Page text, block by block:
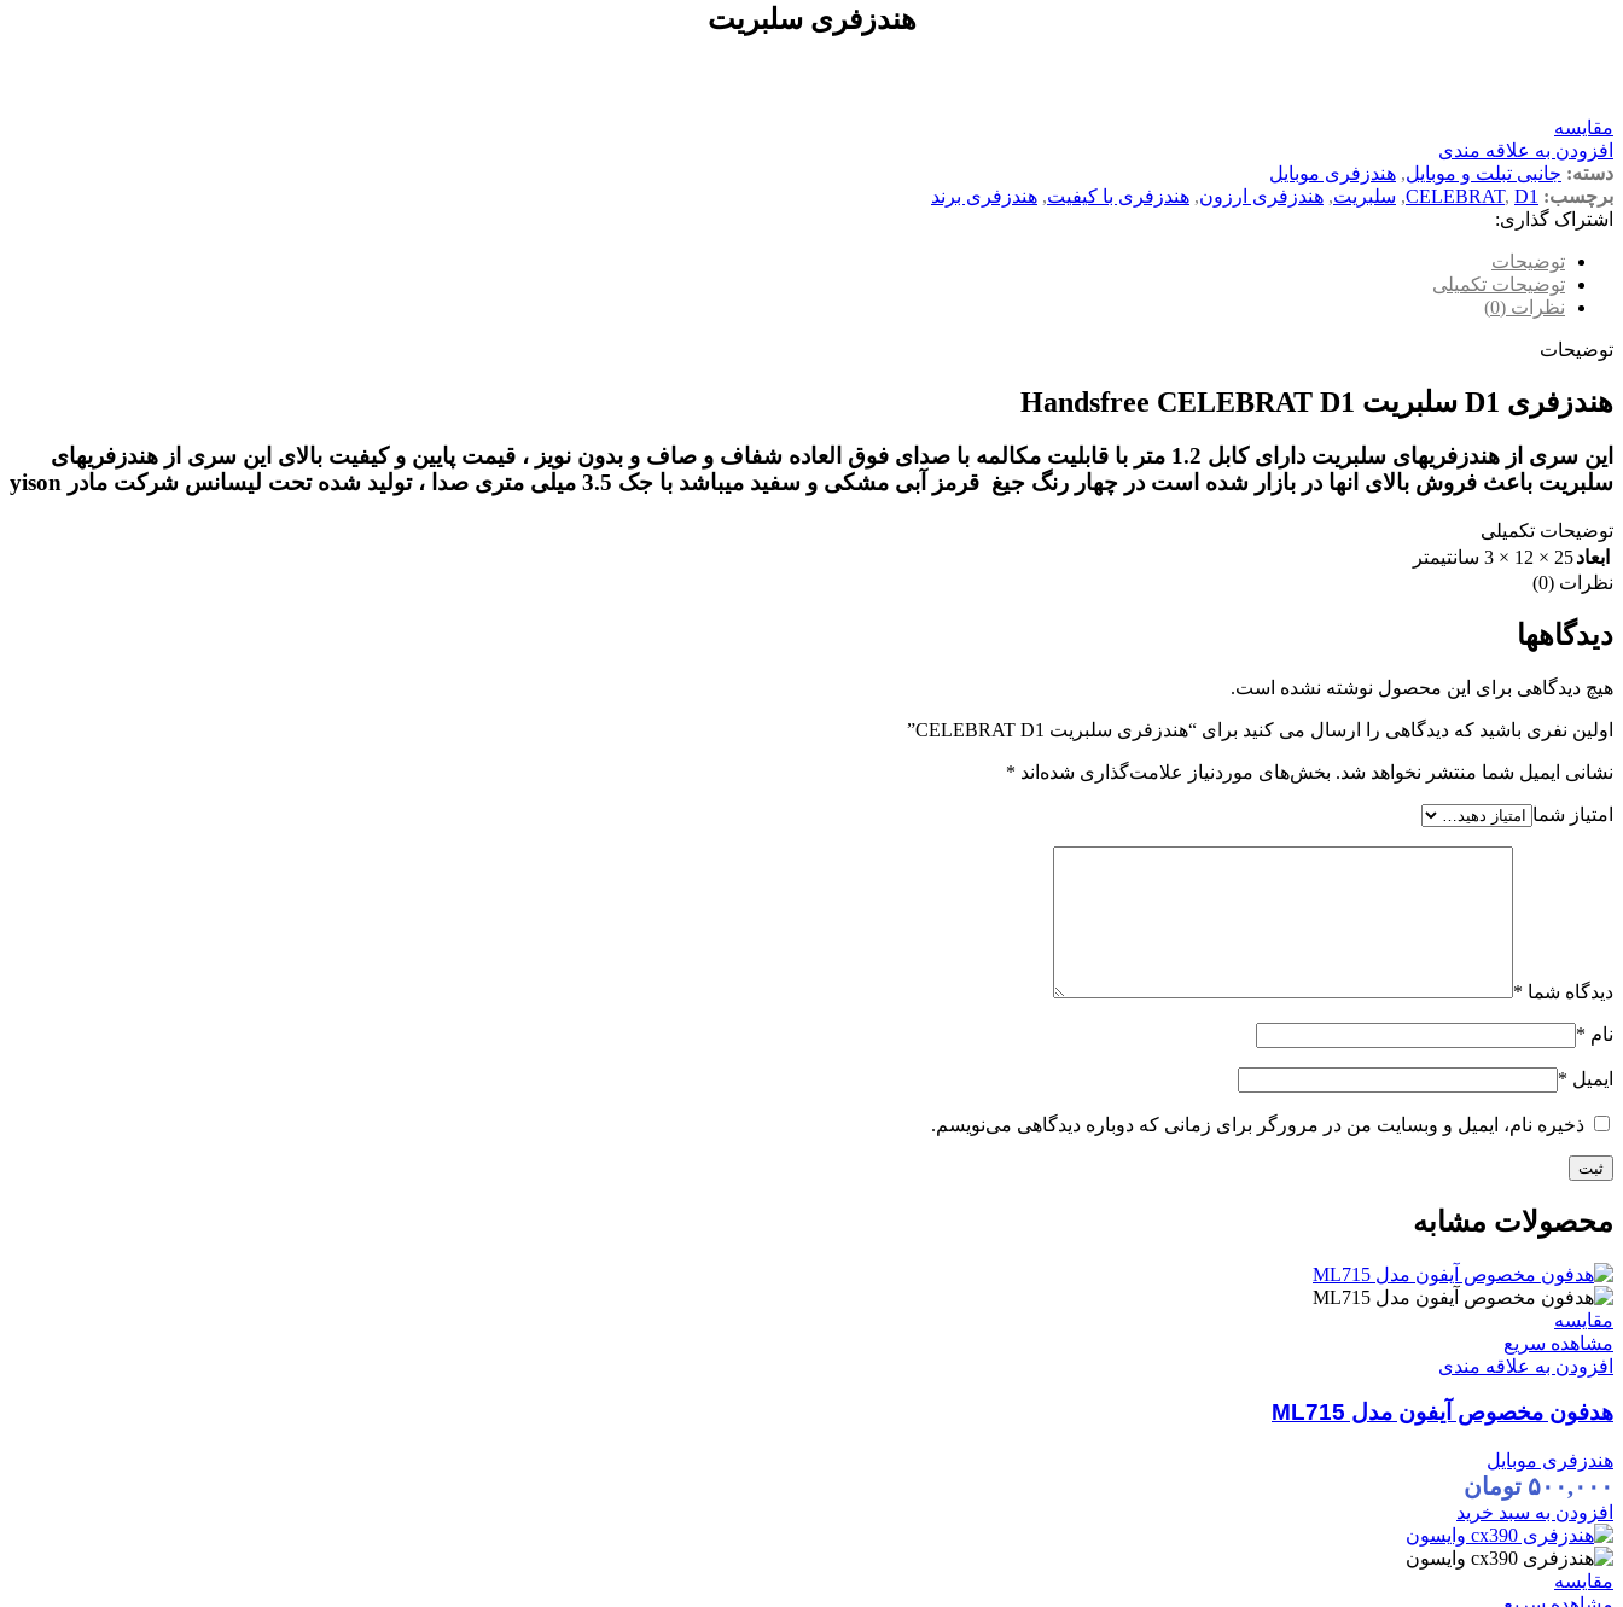
هندزفری سلبریت
مقایسه
افزودن به علاقه مندی
دسته: جانبی تبلت و موبایل, هندزفری موبایل
برچسب:
CELEBRAT, D1
, سلبریت, هندزفری ارزون, هندزفری با کیفیت, هندزفری برند
اشتراک گذاری:
توضیحات
توضیحات تکمیلی
نظرات (0)
توضیحات
هندزفری D1 سلبریت Handsfree CELEBRAT D1
این سری از هندزفریهای سلبریت دارای کابل 1.2 متر با قابلیت مکالمه با صدای فوق العاده شفاف و صاف و بدون نویز ، قیمت پایین و کیفیت بالای این سری از هندزفریهای
سلبریت باعث فروش بالای انها در بازار شده است در چهار رنگ جیغ قرمز آبی مشکی و سفید میباشد با جک 3.5 میلی متری صدا ، تولید شده تحت لیسانس شرکت مادر yison
توضیحات تکمیلی
ابعاد25 × 12 × 3 سانتیمتر
نظرات (0)
دیدگاهها
هیچ دیدگاهی برای این محصول نوشته نشده است.
اولین نفری باشید که دیدگاهی را ارسال می کنید برای “هندزفری سلبریت CELEBRAT D1”
نشانی ایمیل شما منتشر نخواهد شد. بخش‌های موردنیاز علامت‌گذاری شده‌اند *
امتیاز شما
دیدگاه شما *
نام *
ایمیل *
ذخیره نام، ایمیل و وبسایت من در مرورگر برای زمانی که دوباره دیدگاهی می‌نویسم.
محصولات مشابه
مقایسه
مشاهده سریع
افزودن به علاقه مندی
هدفون مخصوص آیفون مدل ML715
هندزفری موبایل
۵۰۰,۰۰۰ تومان
افزودن به سبد خرید
مقایسه